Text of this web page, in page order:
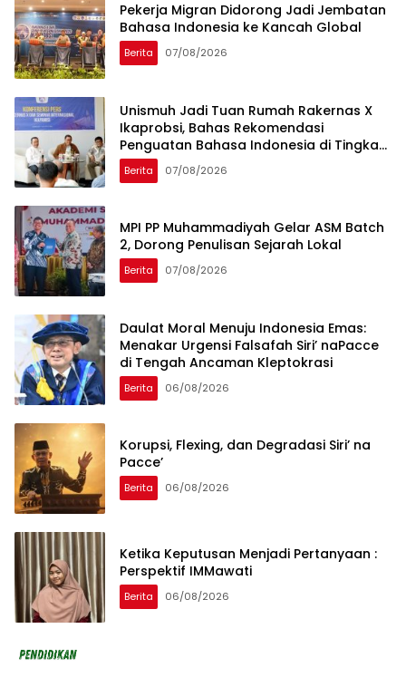
Pekerja Migran Didorong Jadi Jembatan
Bahasa Indonesia ke Kancah Global
Berita 07/08/2026
Unismuh Jadi Tuan Rumah Rakernas X
Ikaprobsi, Bahas Rekomendasi
Penguatan Bahasa Indonesia di Tingkat
Global
Berita 07/08/2026
MPI PP Muhammadiyah Gelar ASM Batch
2, Dorong Penulisan Sejarah Lokal
Berita 07/08/2026
Daulat Moral Menuju Indonesia Emas:
Menakar Urgensi Falsafah Siri’ naPacce
di Tengah Ancaman Kleptokrasi
Berita 06/08/2026
Korupsi, Flexing, dan Degradasi Siri’ na
Pacce’
Berita 06/08/2026
Ketika Keputusan Menjadi Pertanyaan :
Perspektif IMMawati
Berita 06/08/2026